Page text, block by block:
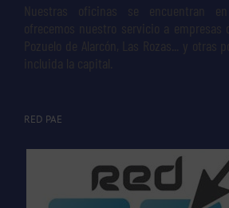
Nuestras oficinas se encuentran en
ofrecemos nuestro servicio a empresas
Pozuelo de Alarcón, Las Rozas... y otras
incluida la capital.
RED PAE